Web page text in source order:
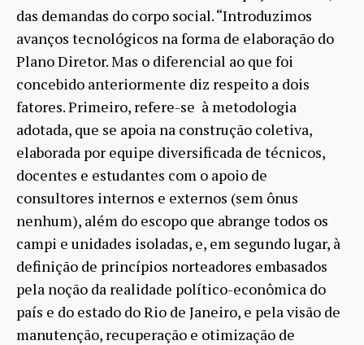
das demandas do corpo social. “Introduzimos
avanços tecnológicos na forma de elaboração do
Plano Diretor. Mas o diferencial ao que foi
concebido anteriormente diz respeito a dois
fatores. Primeiro, refere-se à metodologia
adotada, que se apoia na construção coletiva,
elaborada por equipe diversificada de técnicos,
docentes e estudantes com o apoio de
consultores internos e externos (sem ônus
nenhum), além do escopo que abrange todos os
campi e unidades isoladas, e, em segundo lugar, à
definição de princípios norteadores embasados
pela noção da realidade político-econômica do
país e do estado do Rio de Janeiro, e pela visão de
manutenção, recuperação e otimização de